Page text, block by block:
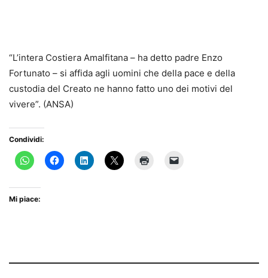
“L’intera Costiera Amalfitana – ha detto padre Enzo
Fortunato – si affida agli uomini che della pace e della
custodia del Creato ne hanno fatto uno dei motivi del
vivere”. (ANSA)
Condividi:
Mi piace: